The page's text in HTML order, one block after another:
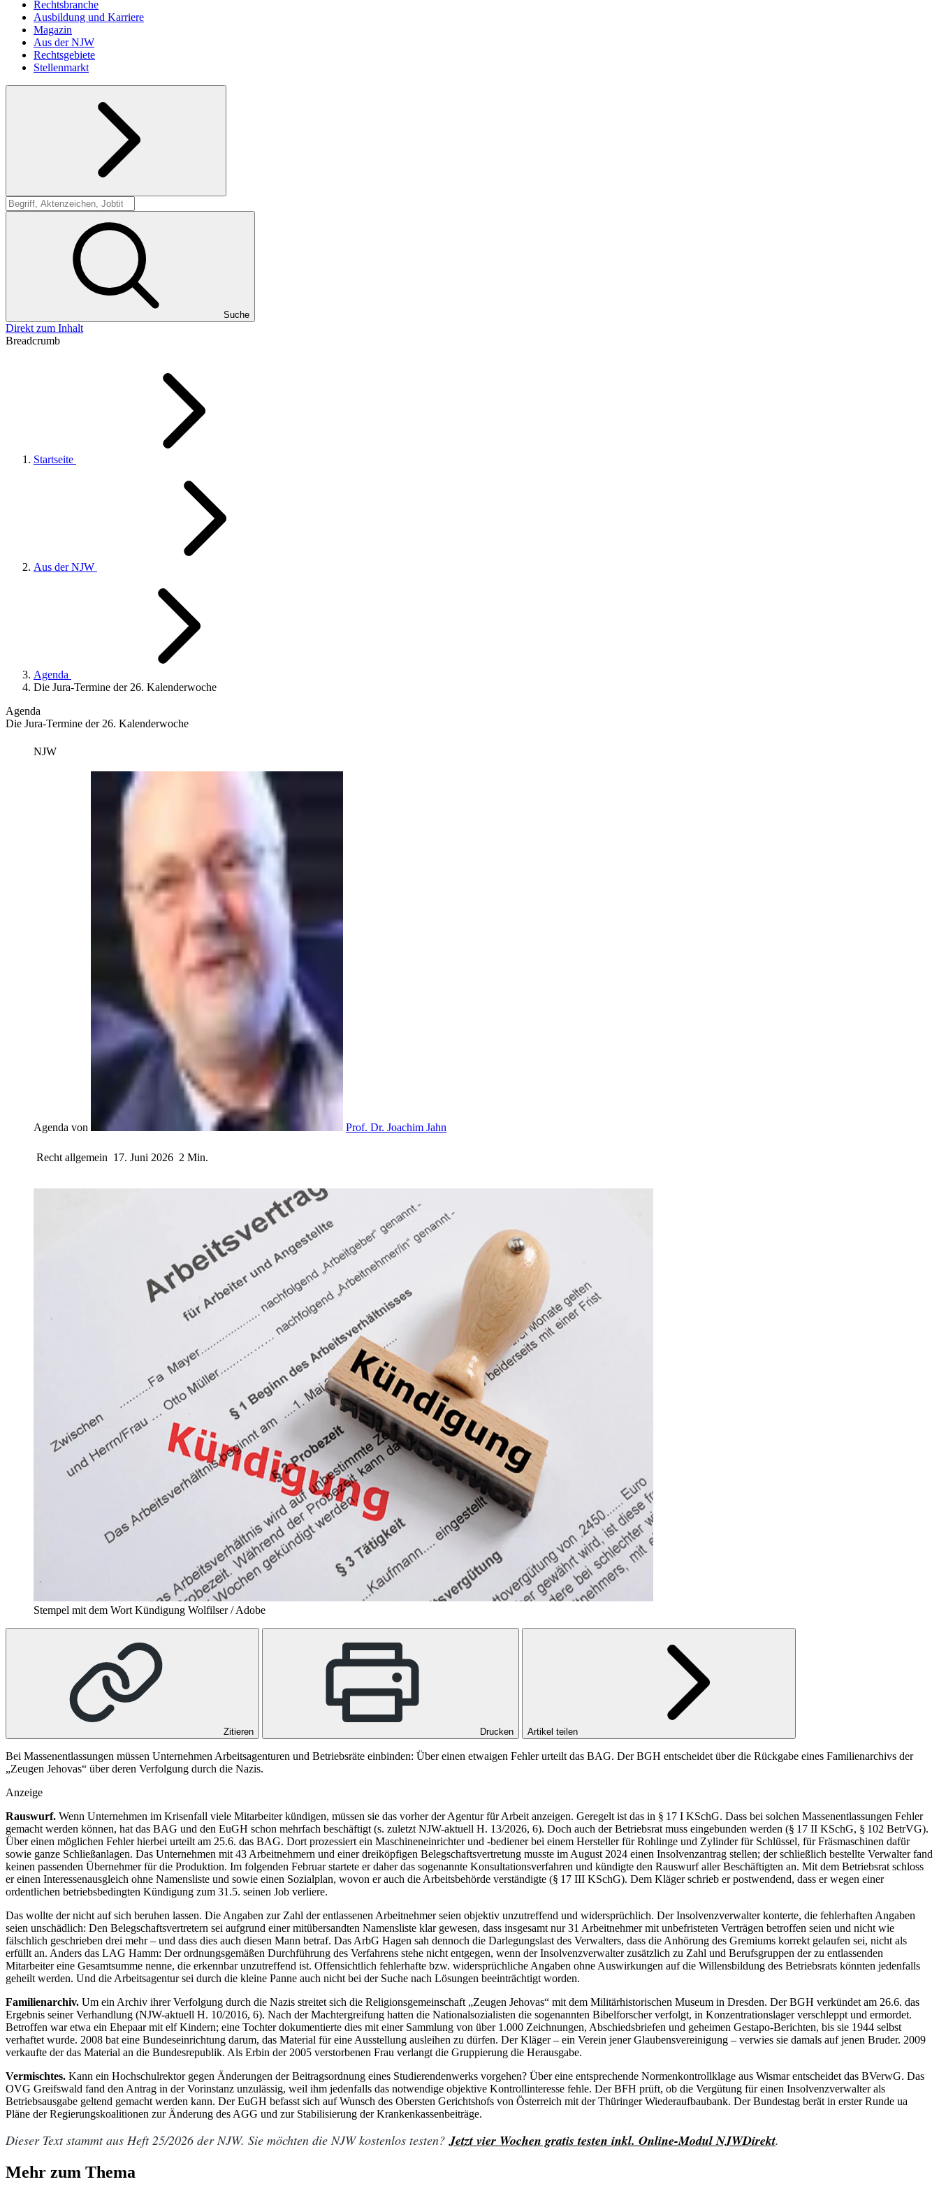
Rechtsbranche
Ausbildung und Karriere
Magazin
Aus der NJW
Rechtsgebiete
Stellenmarkt
Suche
Suche
Direkt zum Inhalt
Breadcrumb
Startseite
Aus der NJW
Agenda
Die Jura-Termine der 26. Kalenderwoche
Agenda
Die Jura-Termine der 26. Kalenderwoche
NJW
Agenda von Prof. Dr. Joachim Jahn
Recht allgemein 17. Juni 2026 2 Min.
Stempel mit dem Wort Kündigung Wolfilser / Adobe
Zitieren Drucken Artikel teilen
Bei Massenentlassungen müssen Unternehmen Arbeitsagenturen und Betriebsräte einbinden: Über einen etwaigen Fehler urteilt das BAG. Der BGH entscheidet über die Rückgabe eines Familienarchivs der
„Zeugen Jehovas“ über deren Verfolgung durch die Nazis.
Anzeige
Rauswurf. Wenn Unternehmen im Krisenfall viele Mitarbeiter kündigen, müssen sie das vorher der Agentur für Arbeit anzeigen. Geregelt ist das in § 17 I KSchG. Dass bei solchen Massenentlassungen Fehler
gemacht werden können, hat das BAG und den EuGH schon mehrfach beschäftigt (s. zuletzt NJW-aktuell H. 13/2026, 6). Doch auch der Betriebsrat muss ein­gebunden werden (§ 17 II KSchG, § 102 BetrVG).
Über einen möglichen Fehler hierbei urteilt am 25.6. das BAG. Dort prozessiert ein Maschineneinrichter und -bediener bei einem Hersteller für Rohlinge und Zylinder für Schlüssel, für Fräsmaschinen dafür
sowie ganze Schließanlagen. Das Unternehmen mit 43 Arbeitnehmern und einer dreiköpfigen Belegschaftsvertretung musste im August 2024 einen Insolvenzantrag stellen; der schließlich bestellte Verwalter fand
keinen pas­senden Übernehmer für die Produktion. Im folgenden ­Februar startete er daher das sogenannte Konsulta­tionsverfahren und kündigte den Rauswurf aller Beschäftigten an. Mit dem Betriebsrat schloss
er einen Interessenausgleich ohne Namensliste und sowie ­einen Sozialplan, wovon er auch die Arbeitsbehörde verständigte (§ 17 III KSchG). Dem Kläger schrieb er postwendend, dass er wegen einer
ordentlichen betriebsbedingten Kündigung zum 31.5. seinen Job verliere.
Das wollte der nicht auf sich beruhen lassen. Die Angaben zur Zahl der entlassenen Arbeitnehmer seien objektiv unzutreffend und widersprüchlich. Der In­solvenzverwalter konterte, die fehlerhaften Angaben
seien unschädlich: Den Belegschaftsvertretern sei aufgrund einer mitübersandten Namensliste klar gewesen, dass insgesamt nur 31 Arbeitnehmer mit unbefristeten Verträgen betroffen seien und nicht wie
fälschlich geschrieben drei mehr – und dass dies auch diesen Mann betraf. Das ArbG Hagen sah dennoch die Dar­legungslast des Verwalters, dass die Anhörung des Gremiums korrekt gelaufen sei, nicht als
erfüllt an. Anders das LAG Hamm: Der ordnungsgemäßen Durchführung des Verfahrens stehe nicht entgegen, wenn der Insolvenzverwalter zusätzlich zu Zahl und Berufsgruppen der zu entlassenden
Mitarbeiter eine Gesamtsumme nenne, die erkennbar unzutreffend ist. Offensichtlich fehlerhafte bzw. widersprüchliche Angaben ohne Auswirkungen auf die Willensbildung des Betriebsrats könnten jedenfalls
geheilt werden. Und die Arbeitsagentur sei durch die kleine Panne auch nicht bei der Suche nach Lösungen beeinträchtigt worden.
Familienarchiv. Um ein Archiv ihrer Verfolgung durch die Nazis streitet sich die Religionsgemeinschaft „Zeugen Jehovas“ mit dem Militärhistorischen Museum in Dresden. Der BGH verkündet am 26.6. das
Ergebnis seiner Verhandlung (NJW-aktuell H. 10/2016, 6). Nach der Machtergreifung hatten die Nationalsozialisten die sogenannten Bibelforscher verfolgt, in Konzentrationslager verschleppt und ermordet.
Betroffen war etwa ein Ehepaar mit elf Kindern; eine Tochter dokumentierte dies mit einer Sammlung von über 1.000 Zeichnungen, Abschiedsbriefen und geheimen Gestapo-­Berichten, bis sie 1944 selbst
verhaftet wurde. 2008 bat eine Bundeseinrichtung darum, das Material für eine Ausstellung ausleihen zu dürfen. Der Kläger – ein Verein jener Glaubensvereinigung – verwies sie damals auf jenen Bruder. 2009
verkaufte der das Material an die Bundesrepublik. Als Erbin der 2005 verstorbenen Frau verlangt die Gruppierung die Herausgabe.
Vermischtes. Kann ein Hochschulrektor gegen Änderungen der Beitragsordnung eines Studierendenwerks vorgehen? Über eine entsprechende Normenkontrollklage aus Wismar entscheidet das BVerwG. Das
OVG Greifswald fand den Antrag in der Vorinstanz unzu­lässig, weil ihm jedenfalls das notwendige objektive Kontrollinteresse fehle. Der BFH prüft, ob die Vergütung für einen Insolvenzverwalter als
Betriebsausgabe geltend gemacht werden kann. Der EuGH befasst sich auf Wunsch des Obersten Gerichtshofs von Österreich mit der Thüringer Wiederaufbaubank. Der Bundestag berät in erster Runde ua
Pläne der Regierungskoali­tionen zur Änderung des AGG und zur Stabilisierung der Krankenkassenbeiträge.
Dieser Text stammt aus Heft 25/2026 der NJW. Sie möchten die NJW kostenlos testen? Jetzt vier Wochen gratis testen inkl. Online-Modul NJWDirekt.
Mehr zum Thema